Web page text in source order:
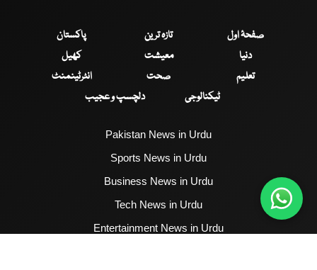
صفحۂ اول تازہ ترین
پاکستان
دنیا
معیشت
کھیل
تعلیم
صحت
انٹرٹینمنٹ
ٹیکنالوجی
دلچسپ و عجیب
Pakistan News in Urdu
Sports News in Urdu
Business News in Urdu
Tech News in Urdu
Entertainment News in Urdu